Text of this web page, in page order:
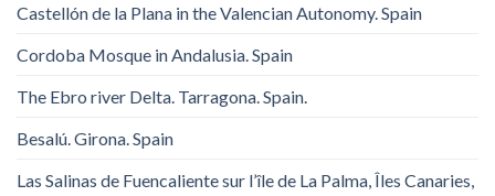
Castellón de la Plana in the Valencian Autonomy. Spain
Cordoba Mosque in Andalusia. Spain
The Ebro river Delta. Tarragona. Spain.
Besalú. Girona. Spain
Las Salinas de Fuencaliente sur l’île de La Palma, Îles Canaries,